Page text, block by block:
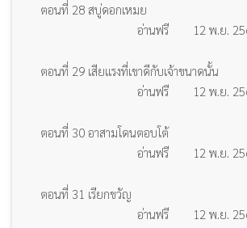
ตอนที่ 28 สบู่ดอกเหมย
อ่านฟรี
12 พ.ย.
ตอนที่ 29 เสียแรงที่เขาดีกับเจ้าขนาดนั้น
อ่านฟรี
12 พ.ย.
ตอนที่ 30 อาสามโดนตอบโต้
อ่านฟรี
12 พ.ย.
ตอนที่ 31 เรียกขวัญ
อ่านฟรี
12 พ.ย.